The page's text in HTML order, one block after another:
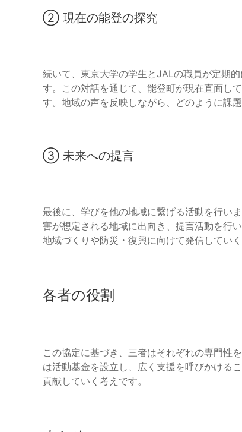
② 現在の能登の探究
続いて、東京大学の学生とJALの職員が定期
す。この対話を通じて、能登町が現在直面し
す。地域の声を反映しながら、どのように課
③ 未来への提言
最後に、学びを他の地域に繋げる活動を行い
害が想定される地域に出向き、提言活動を行
地域づくりや防災・復興に向けて発信してい
各者の役割
この協定に基づき、三者はそれぞれの専門性
は活動基金を設立し、広く支援を呼びかける
貢献していく考えです。